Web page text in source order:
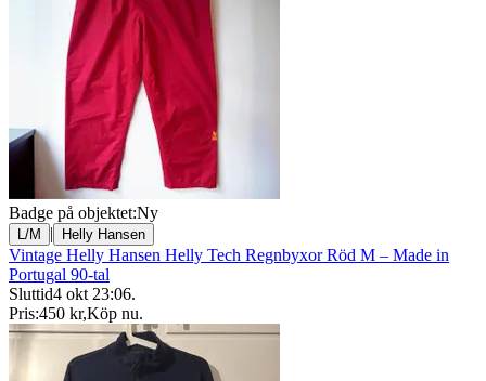
Badge på objektet:Ny
L/M | Helly Hansen
Vintage Helly Hansen Helly Tech Regnbyxor Röd M – Made in
Portugal 90-tal
Sluttid4 okt 23:06.
Pris:450 kr,Köp nu.